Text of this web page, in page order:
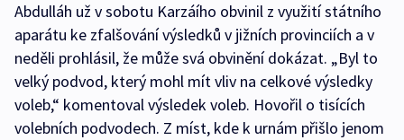
Abdulláh už v sobotu Karzáího obvinil z využití státního
aparátu ke zfalšování výsledků v jižních provinciích a v
neděli prohlásil, že může svá obvinění dokázat. „Byl to
velký podvod, který mohl mít vliv na celkové výsledky
voleb,“ komentoval výsledek voleb. Hovořil o tisících
volebních podvodech. Z míst, kde k urnám přišlo jenom